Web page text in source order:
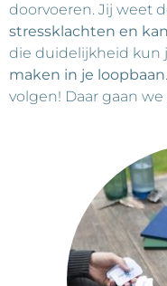
doorvoeren. Jij weet
stressklachten en
die duidelijkheid kun
maken in je loopbaan
volgen! Daar gaan we